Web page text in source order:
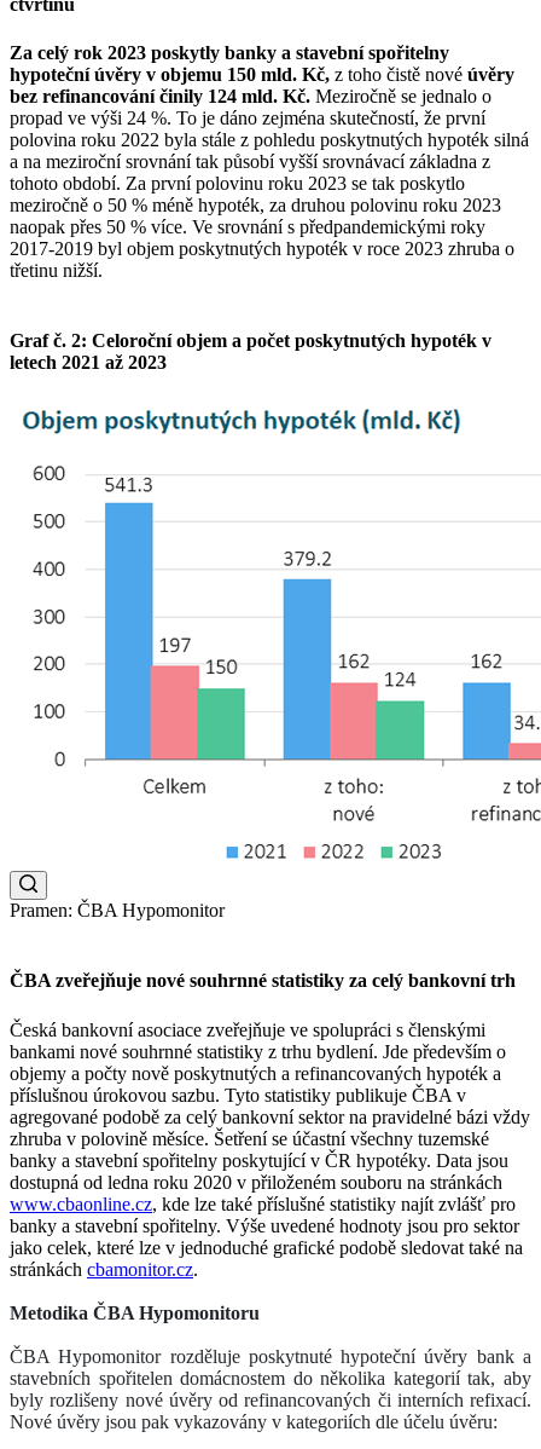
Za celý rok 2023 poskytly banky a stavební spořitelny
hypoteční úvěry v objemu 150 mld. Kč, z toho čistě nové úvěry
bez refinancování činily 124 mld. Kč. Meziročně se jednalo o
propad ve výši 24 %. To je dáno zejména skutečností, že první
polovina roku 2022 byla stále z pohledu poskytnutých hypoték silná
a na meziroční srovnání tak působí vyšší srovnávací základna z
tohoto období. Za první polovinu roku 2023 se tak poskytlo
meziročně o 50 % méně hypoték, za druhou polovinu roku 2023
naopak přes 50 % více. Ve srovnání s předpandemickými roky
2017-2019 byl objem poskytnutých hypoték v roce 2023 zhruba o
třetinu nižší.
Graf č. 2: Celoroční objem a počet poskytnutých hypoték v
letech 2021 až 2023
Pramen: ČBA Hypomonitor
ČBA zveřejňuje nové souhrnné statistiky za celý bankovní trh
Česká bankovní asociace zveřejňuje ve spolupráci s členskými
bankami nové souhrnné statistiky z trhu bydlení. Jde především o
objemy a počty nově poskytnutých a refinancovaných hypoték a
příslušnou úrokovou sazbu. Tyto statistiky publikuje ČBA v
agregované podobě za celý bankovní sektor na pravidelné bázi vždy
zhruba v polovině měsíce. Šetření se účastní všechny tuzemské
banky a stavební spořitelny poskytující v ČR hypotéky. Data jsou
dostupná od ledna roku 2020 v přiloženém souboru na stránkách
www.cbaonline.cz, kde lze také příslušné statistiky najít zvlášť pro
banky a stavební spořitelny. Výše uvedené hodnoty jsou pro sektor
jako celek, které lze v jednoduché grafické podobě sledovat také na
stránkách cbamonitor.cz.
Metodika ČBA Hypomonitoru
ČBA Hypomonitor rozděluje poskytnuté hypoteční úvěry bank a
stavebních spořitelen domácnostem do několika kategorií tak, aby
byly rozlišeny nové úvěry od refinancovaných či interních refixací.
Nové úvěry jsou pak vykazovány v kategoriích dle účelu úvěru: